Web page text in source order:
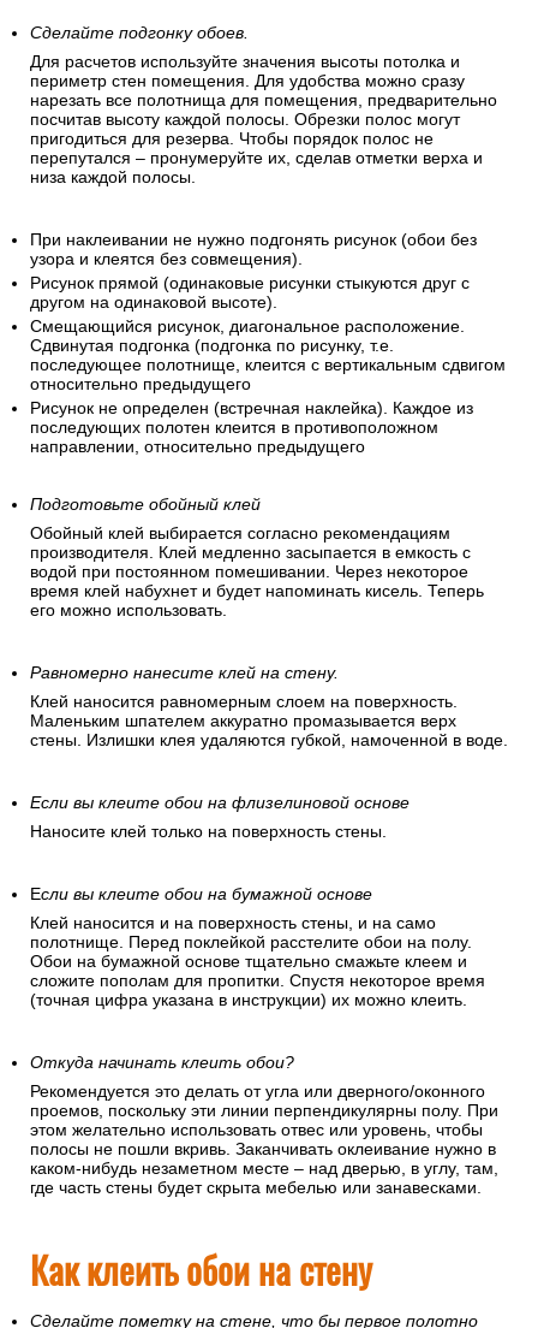
Сделайте подгонку обоев.
Для расчетов используйте значения высоты потолка и
периметр стен помещения. Для удобства можно сразу
нарезать все полотнища для помещения, предварительно
посчитав высоту каждой полосы. Обрезки полос могут
пригодиться для резерва. Чтобы порядок полос не
перепутался – пронумеруйте их, сделав отметки верха и
низа каждой полосы.
При наклеивании не нужно подгонять рисунок (обои без
узора и клеятся без совмещения).
Рисунок прямой (одинаковые рисунки стыкуются друг с
другом на одинаковой высоте).
Смещающийся рисунок, диагональное расположение.
Сдвинутая подгонка (подгонка по рисунку, т.е.
последующее полотнище, клеится с вертикальным сдвигом
относительно предыдущего
Рисунок не определен (встречная наклейка). Каждое из
последующих полотен клеится в противоположном
направлении, относительно предыдущего
Подготовьте обойный клей
Обойный клей выбирается согласно рекомендациям
производителя. Клей медленно засыпается в емкость с
водой при постоянном помешивании. Через некоторое
время клей набухнет и будет напоминать кисель. Теперь
его можно использовать.
Равномерно нанесите клей на стену.
Клей наносится равномерным слоем на поверхность.
Маленьким шпателем аккуратно промазывается верх
стены. Излишки клея удаляются губкой, намоченной в воде.
Если вы клеите обои на флизелиновой основе
Наносите клей только на поверхность стены.
Если вы клеите обои на бумажной основе
Клей наносится и на поверхность стены, и на само
полотнище. Перед поклейкой расстелите обои на полу.
Обои на бумажной основе тщательно смажьте клеем и
сложите пополам для пропитки. Спустя некоторое время
(точная цифра указана в инструкции) их можно клеить.
Откуда начинать клеить обои?
Рекомендуется это делать от угла или дверного/оконного
проемов, поскольку эти линии перпендикулярны полу. При
этом желательно использовать отвес или уровень, чтобы
полосы не пошли вкривь. Заканчивать оклеивание нужно в
каком-нибудь незаметном месте – над дверью, в углу, там,
где часть стены будет скрыта мебелью или занавесками.
Как клеить обои на стену
Сделайте пометку на стене, что бы первое полотно